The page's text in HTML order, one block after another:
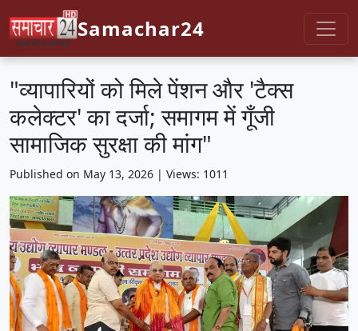
Samachar24
"व्यापारियों को मिले पेंशन और 'टैक्स
कलेक्टर' का दर्जा; समागम में गूँजी
सामाजिक सुरक्षा की मांग"
Published on May 13, 2026 | Views: 1011